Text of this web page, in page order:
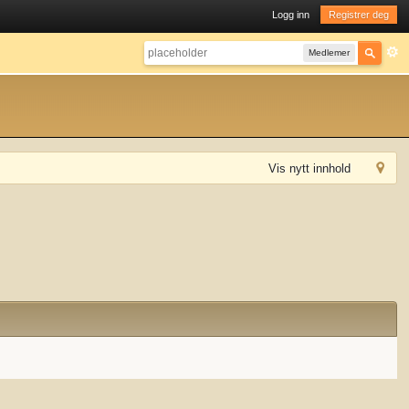
Logg inn Registrer deg
Medlemer
Vis nytt innhold